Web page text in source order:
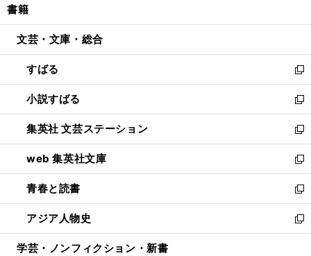
開
ウ
開
く
ン
ウ
で
開
く
ウ
ン
ド
ウ
で
開
く
書籍
文芸・文庫・総合
すばる
新
し
い
ウ
ィ
ン
ド
ウ
で
開
く
小説すばる
新
し
い
ウ
ィ
ン
ド
ウ
で
開
集英社 文芸ステーション
新
し
い
ウ
ィ
ン
ド
ウ
web 集英社文庫
新
し
い
ウ
ィ
ン
青春と読書
新
し
い
ウ
アジア人物史
新
し
学芸・ノンフィクション・新書